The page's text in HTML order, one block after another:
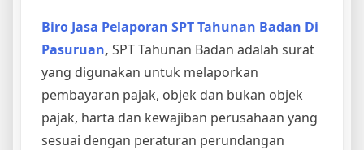
Biro Jasa Pelaporan SPT Tahunan Badan Di
Pasuruan, SPT Tahunan Badan adalah surat
yang digunakan untuk melaporkan
pembayaran pajak, objek dan bukan objek
pajak, harta dan kewajiban perusahaan yang
sesuai dengan peraturan perundangan